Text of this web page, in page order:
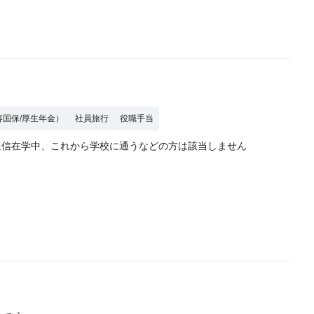
保/厚生年金） 社員旅行 役職手当
在学中、これから学校に通うなどの方は該当しません